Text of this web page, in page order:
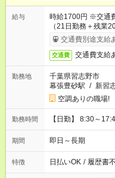
給与
時給1700円 ※交通
（21日勤務＋残業
で週40時間を超え
交通費別途支給
交通費 交通費支給
勤務地
千葉県習志野市
幕張豊砂駅 / 新習
空調ありの職場!
勤務時間 【日勤】 8:30～
期間 即日～長期
特徴 日払いOK / 履歴書